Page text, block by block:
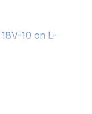
10 on L-
imuri sopii